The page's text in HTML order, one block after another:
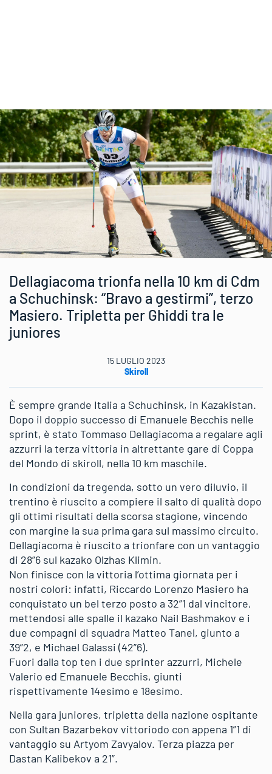
Dellagiacoma trionfa nella 10 km di Cdm
a Schuchinsk: “Bravo a gestirmi”, terzo
Masiero. Tripletta per Ghiddi tra le
juniores
15 LUGLIO 2023
Skiroll
È sempre grande Italia a Schuchinsk, in Kazakistan.
Dopo il doppio successo di Emanuele Becchis nelle
sprint, è stato Tommaso Dellagiacoma a regalare agli
azzurri la terza vittoria in altrettante gare di Coppa
del Mondo di skiroll, nella 10 km maschile.
In condizioni da tregenda, sotto un vero diluvio, il
trentino è riuscito a compiere il salto di qualità dopo
gli ottimi risultati della scorsa stagione, vincendo
con margine la sua prima gara sul massimo circuito.
Dellagiacoma è riuscito a trionfare con un vantaggio
di 28”6 sul kazako Olzhas Klimin.
Non finisce con la vittoria l’ottima giornata per i
nostri colori: infatti, Riccardo Lorenzo Masiero ha
conquistato un bel terzo posto a 32”1 dal vincitore,
mettendosi alle spalle il kazako Nail Bashmakov e i
due compagni di squadra Matteo Tanel, giunto a
39”2, e Michael Galassi (42”6).
Fuori dalla top ten i due sprinter azzurri, Michele
Valerio ed Emanuele Becchis, giunti
rispettivamente 14esimo e 18esimo.
Nella gara juniores, tripletta della nazione ospitante
con Sultan Bazarbekov vittoriodo con appena 1”1 di
vantaggio su Artyom Zavyalov. Terza piazza per
Dastan Kalibekov a 21”.